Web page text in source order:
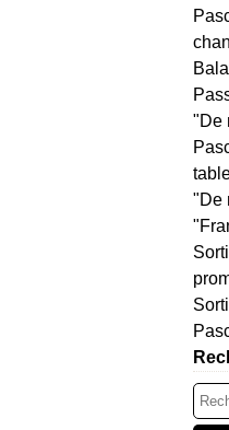
"De
"De